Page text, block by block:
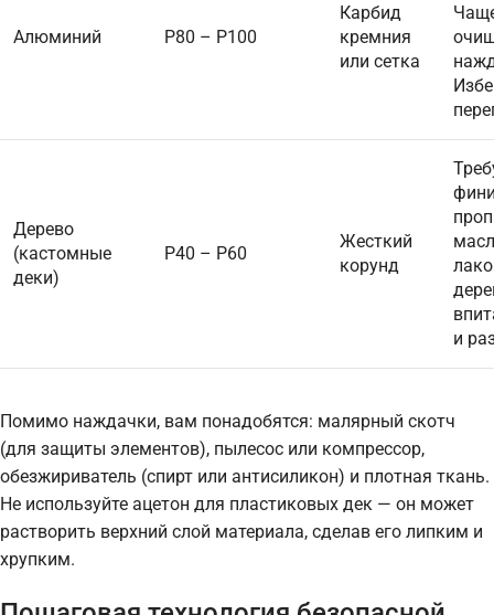
Алюминий P80 – P100
Карбид
кремния
или сетка
Дерево
(кастомные
деки)
P40 – P60
Жесткий
корунд
и
Помимо наждачки, вам понадобятся: малярный скотч
(для защиты элементов), пылесос или компрессор,
обезжириватель (спирт или антисиликон) и плотная ткань.
Не используйте ацетон для пластиковых дек — он может
растворить верхний слой материала, сделав его липким и
хрупким.